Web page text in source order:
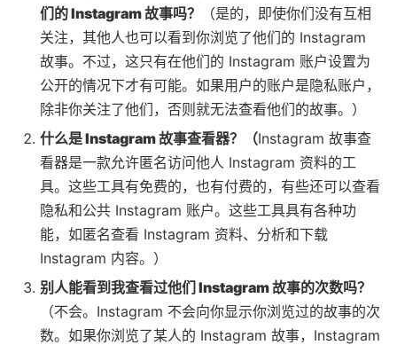
们的 Instagram 故事吗？
（是的，即使你们没有互相
关注，其他人也可以看到你浏览了他们的 Instagram
故事。不过，这只有在他们的 Instagram 账户设置为
公开的情况下才有可能。如果用户的账户是隐私账户，
除非你关注了他们，否则就无法查看他们的故事。）
什么是 Instagram 故事查看器？（Instagram 故事查
看器是一款允许匿名访问他人 Instagram 资料的工
具。这些工具有免费的，也有付费的，有些还可以查看
隐私和公共 Instagram 账户。这些工具具有各种功
能，如匿名查看 Instagram 资料、分析和下载
Instagram 内容。）
别人能看到我查看过他们 Instagram 故事的次数吗？
（不会。Instagram 不会向你显示你浏览过的故事的次
数。如果你浏览了某人的 Instagram 故事，Instagram